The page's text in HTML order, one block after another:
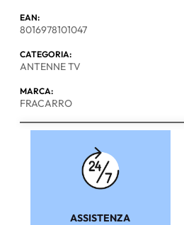
EAN:
8016978101047
CATEGORIA:
ANTENNE TV
MARCA:
FRACARRO
ASSISTENZA